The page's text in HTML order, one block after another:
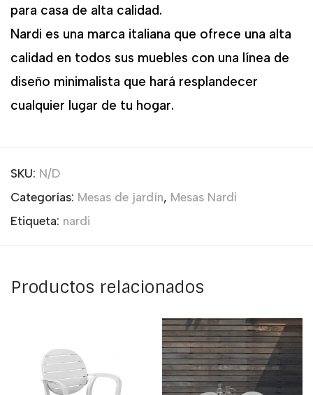
para casa de alta calidad.
Nardi es una marca italiana que ofrece una alta
calidad en todos sus muebles con una línea de
diseño minimalista que hará resplandecer
cualquier lugar de tu hogar.
SKU: N/D
Categorías: Mesas de jardín, Mesas Nardi
Etiqueta: nardi
Productos relacionados